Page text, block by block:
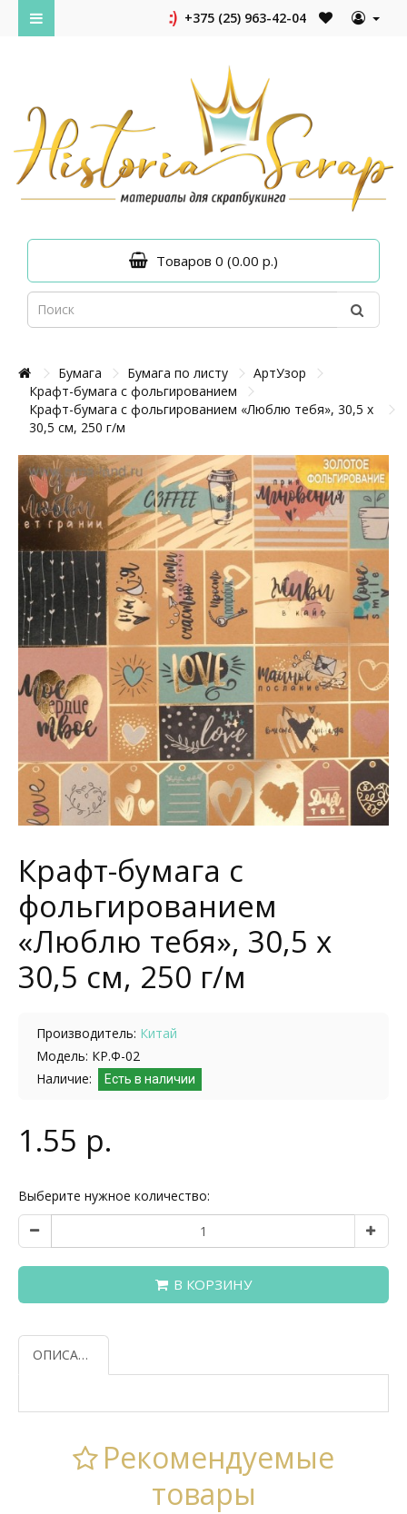
+375 (25) 963-42-04
Товаров 0 (0.00 р.)
Бумага Бумага по листу
АртУзор
Крафт-бумага с фольгированием
Крафт-бумага с фольгированием «Люблю тебя», 30,5 х
30,5 см, 250 г/м
Крафт-бумага с
фольгированием
«Люблю тебя», 30,5 х
30,5 см, 250 г/м
Производитель: Китай
Модель: КР.Ф-02
Наличие:
Есть в наличии
1.55 р.
Выберите нужное количество:
В КОРЗИНУ
ОПИСАНИЕ
Рекомендуемые
товары